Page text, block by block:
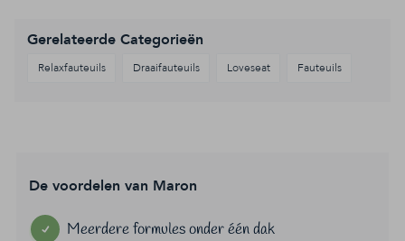
Gerelateerde Categorieën
Relaxfauteuils Draaifauteuils Loveseat Fauteuils
De voordelen van Maron
Meerdere formules onder één dak